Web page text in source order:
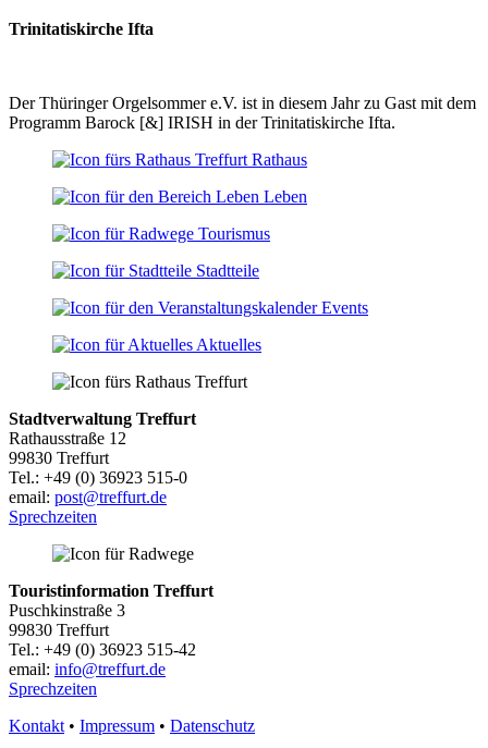
Trinitatiskirche Ifta
Der Thüringer Orgelsommer e.V. ist in diesem Jahr zu Gast mit dem
Programm Barock [&] IRISH in der Trinitatiskirche Ifta.
Rathaus
Leben
Tourismus
Stadtteile
Events
Aktuelles
Stadtverwaltung Treffurt
Rathausstraße 12
99830 Treffurt
Tel.: +49 (0) 36923 515-0
email: post@treffurt.de
Sprechzeiten
Touristinformation Treffurt
Puschkinstraße 3
99830 Treffurt
Tel.: +49 (0) 36923 515-42
email: info@treffurt.de
Sprechzeiten
Kontakt • Impressum • Datenschutz